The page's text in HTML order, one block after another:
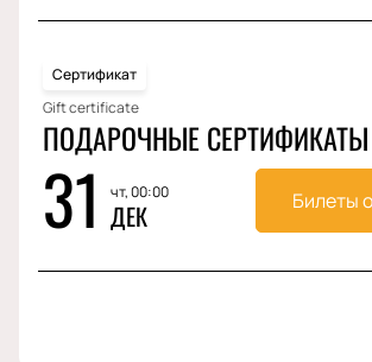
Сертификат
Gift certificate
ПОДАРОЧНЫЕ СЕРТИФИКАТЫ
31 чт, 00:00
ДЕК Билеты